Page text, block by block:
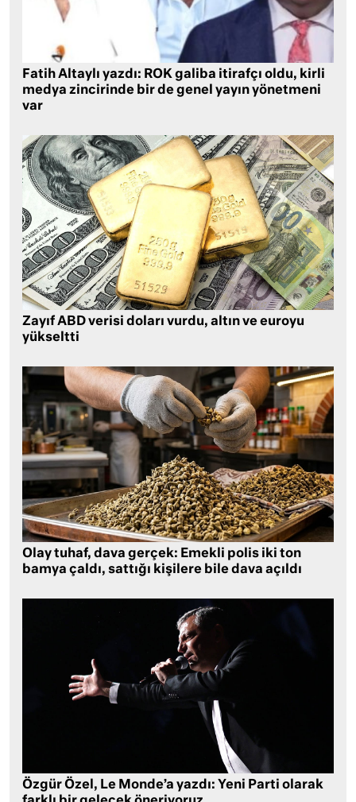
Fatih Altaylı yazdı: ROK galiba itirafçı oldu, kirli
medya zincirinde bir de genel yayın yönetmeni
var
Zayıf ABD verisi doları vurdu, altın ve euroyu
yükseltti
Olay tuhaf, dava gerçek: Emekli polis iki ton
bamya çaldı, sattığı kişilere bile dava açıldı
Özgür Özel, Le Monde’a yazdı: Yeni Parti olarak